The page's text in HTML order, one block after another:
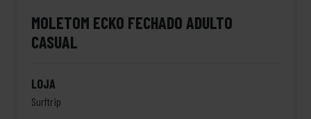
MOLETOM ECKO FECHADO ADULTO
CASUAL
LOJA
Surftrip